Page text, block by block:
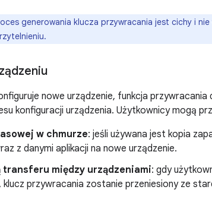
generowania klucza przywracania jest cichy i
nowe urządzenie, funkcja
konfiguracji urządzenia. Użytkownicy mogą
w chmurze: jeśli używana jest kopia
z danymi aplikacji na nowe urządzenie.
transferu między urządzeniami: gdy
klucz przywracania zostanie przeniesiony ze